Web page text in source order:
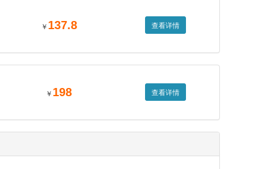
￥ 137.8 查看详情
￥ 198 查看详情